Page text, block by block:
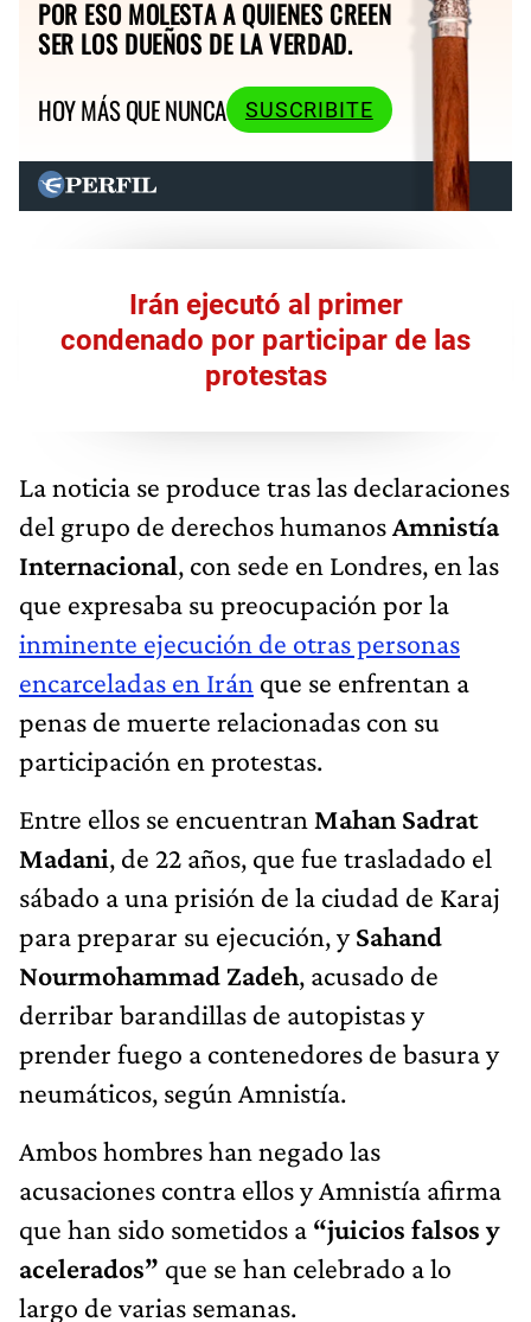
POR ESO MOLESTA A QUIENES CREEN
SER LOS DUEÑOS DE LA VERDAD.
HOY MÁS QUE NUNCA
SUSCRIBITE
Irán ejecutó al primer
condenado por participar de las
protestas
La noticia se produce tras las declaraciones
del grupo de derechos humanosAmnistía
Internacional, con sede en Londres, en las
que expresaba su preocupación por la
inminente ejecución de otras personas
encarceladas en Irán que se enfrentan a
penas de muerte relacionadas con su
participación en protestas.
Entre ellos se encuentran Mahan Sadrat
Madani, de 22 años, que fue trasladado el
sábado a una prisión de la ciudad de Karaj
para preparar su ejecución, ySahand
Nourmohammad Zadeh, acusado de
derribar barandillas de autopistas y
prender fuego a contenedores de basura y
neumáticos, según Amnistía.
Ambos hombres han negado las
acusaciones contra ellos y Amnistía afirma
que han sido sometidos a “juicios falsos y
acelerados” que se han celebrado a lo
largo de varias semanas.